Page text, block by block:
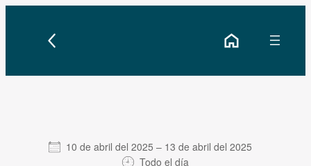
10 de abril del 2025 – 13 de abril del 2025
Todo el día